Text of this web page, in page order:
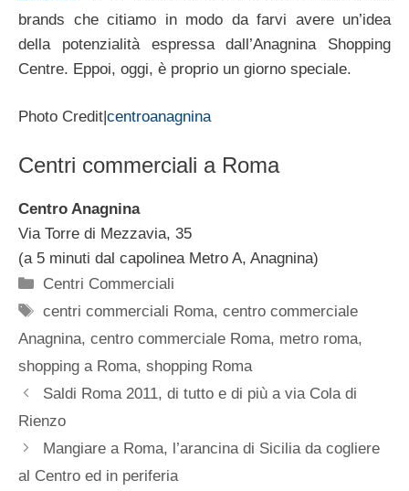
brands che citiamo in modo da farvi avere un’idea
della potenzialità espressa dall’Anagnina Shopping
Centre. Eppoi, oggi, è proprio un giorno speciale.
Photo Credit| centroanagnina
Centri commerciali a Roma
Centro Anagnina
Via Torre di Mezzavia, 35
(a 5 minuti dal capolinea Metro A, Anagnina)
Categorie
Centri Commerciali
Tag
centri commerciali Roma,centro commerciale
Anagnina, centro commerciale Roma, metro roma,
shopping a Roma, shopping Roma
Saldi Roma 2011, di tutto e di più a via Cola di
Rienzo
Mangiare a Roma, l’arancina di Sicilia da cogliere
al Centro ed in periferia